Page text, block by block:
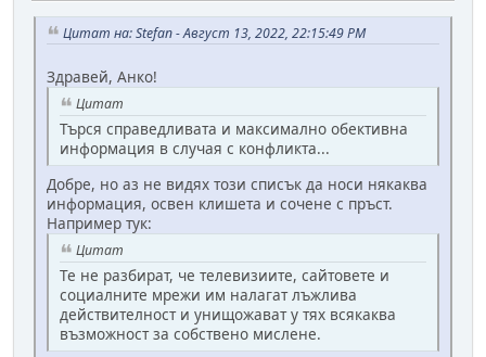
Цитат на: Stefan - Август 13, 2022, 22:15:49 PM
Здравей, Анко!
Цитат
Търся справедливата и максимално обективна
информация в случая с конфликта...
Добре, но аз не видях този списък да носи някаква
информация, освен клишета и сочене с пръст.
Например тук:
Цитат
Те не разбират, че телевизиите, сайтовете и
социалните мрежи им налагат лъжлива
действителност и унищожават у тях всякаква
възможност за собствено мислене.